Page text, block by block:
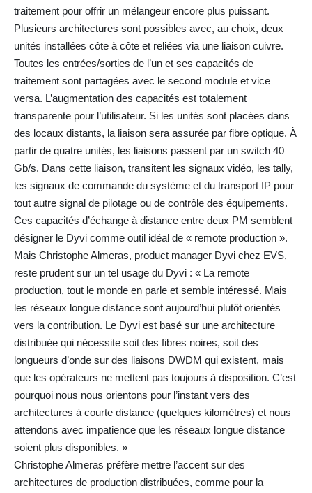
traitement pour offrir un mélangeur encore plus puissant.
Plusieurs architectures sont possibles avec, au choix, deux
unités installées côte à côte et reliées via une liaison cuivre.
Toutes les entrées/sorties de l’un et ses capacités de
traitement sont partagées avec le second module et vice
versa. L’augmentation des capacités est totalement
transparente pour l’utilisateur. Si les unités sont placées dans
des locaux distants, la liaison sera assurée par fibre optique. À
partir de quatre unités, les liaisons passent par un switch 40
Gb/s. Dans cette liaison, transitent les signaux vidéo, les tally,
les signaux de commande du système et du transport IP pour
tout autre signal de pilotage ou de contrôle des équipements.
Ces capacités d’échange à distance entre deux PM semblent
désigner le Dyvi comme outil idéal de « remote production ».
Mais Christophe Almeras, product manager Dyvi chez EVS,
reste prudent sur un tel usage du Dyvi : « La remote
production, tout le monde en parle et semble intéressé. Mais
les réseaux longue distance sont aujourd’hui plutôt orientés
vers la contribution. Le Dyvi est basé sur une architecture
distribuée qui nécessite soit des fibres noires, soit des
longueurs d’onde sur des liaisons DWDM qui existent, mais
que les opérateurs ne mettent pas toujours à disposition. C’est
pourquoi nous nous orientons pour l’instant vers des
architectures à courte distance (quelques kilomètres) et nous
attendons avec impatience que les réseaux longue distance
soient plus disponibles. »
Christophe Almeras préfère mettre l’accent sur des
architectures de production distribuées, comme pour la